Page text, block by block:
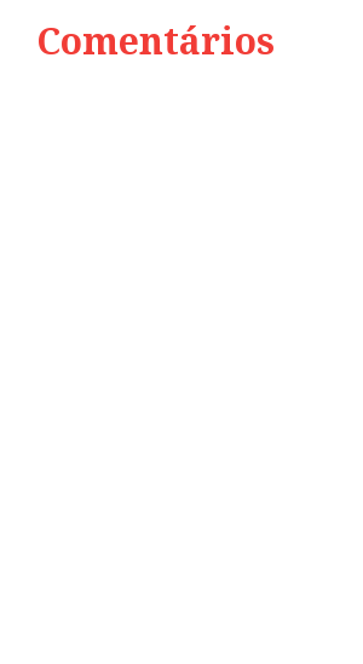
Comentários